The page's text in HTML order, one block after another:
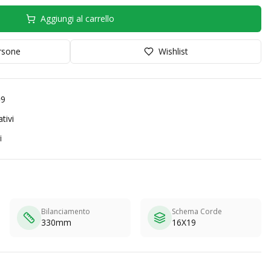
Aggiungi al carrello
Wishlist
Bilanciamento
330mm
Schema Corde
16X19